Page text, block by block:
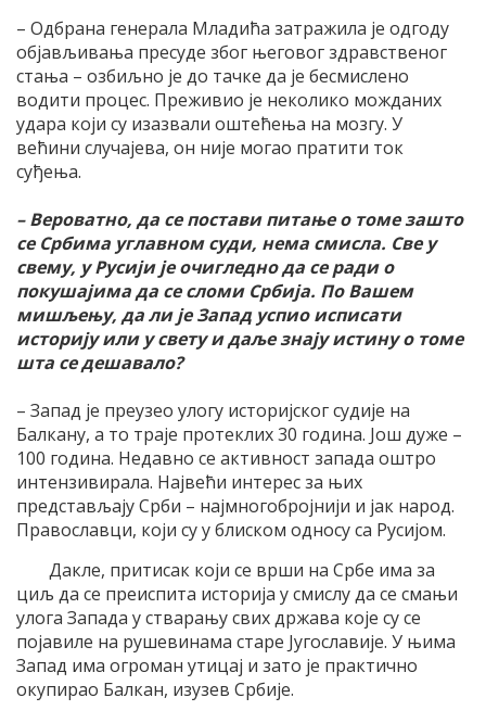
– Одбрана генерала Младића затражила је одгоду
објављивања пресуде због његовог здравственог
стања – озбиљно је до тачке да је бесмислено
водити процес. Преживио је неколико можданих
удара који су изазвали оштећења на мозгу. У
већини случајева, он није могао пратити ток
суђења.
– Вероватно, да се постави питање о томе зашто
се Србима углавном суди, нема смисла. Све у
свему, у Русији је очигледно да се ради о
покушајима да се сломи Србија. По Вашем
мишљењу, да ли је Запад успио исписати
историју или у свету и даље знају истину о томе
шта се дешавало?
– Запад је преузео улогу историјског судије на
Балкану, а то траје протеклих 30 година. Још дуже –
100 година. Недавно се активност запада оштро
интензивирала. Највећи интерес за њих
представљају Срби – најмногобројнији и јак народ.
Православци, који су у блиском односу са Русијом.
Дакле, притисак који се врши на Србе има за
циљ да се преиспита историја у смислу да се смањи
улога Запада у стварању свих држава које су се
појавиле на рушевинама старе Југославије. У њима
Запад има огроман утицај и зато је практично
окупирао Балкан, изузев Србије.